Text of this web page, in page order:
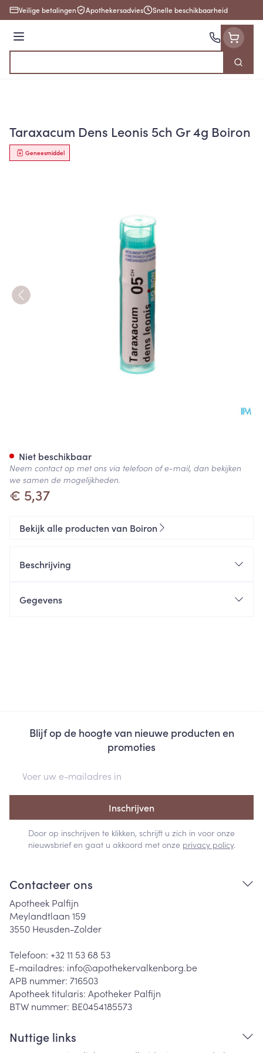
Ga naar de inhoud
Veilige betalingen Apothekersadvies Snelle beschikbaarheid
Menu
Zoek
Taraxacum Dens Leonis 5ch Gr 4g Boiron
Geneesmiddel
€ 5,37
Niet beschikbaar
Neem contact op met ons via telefoon of e-mail, dan bekijken
we samen de mogelijkheden.
Bekijk alle producten van Boiron
Beschrijving
Gegevens
Blijf op de hoogte van nieuwe producten en
promoties
Inschrijven
Door op inschrijven te klikken, schrijft u zich in voor onze
nieuwsbrief en gaat u akkoord met onze privacy policy.
Contacteer ons
Apotheek Palfijn
Meylandtlaan 159
3550 Heusden-Zolder
Telefoon: +32 11 53 68 53
E-mailadres: info@apothekervalkenborg.be
APB nummer: 716503
Apotheek titularis: Apotheker Palfijn
BTW nummer: BE0454185573
Nuttige links